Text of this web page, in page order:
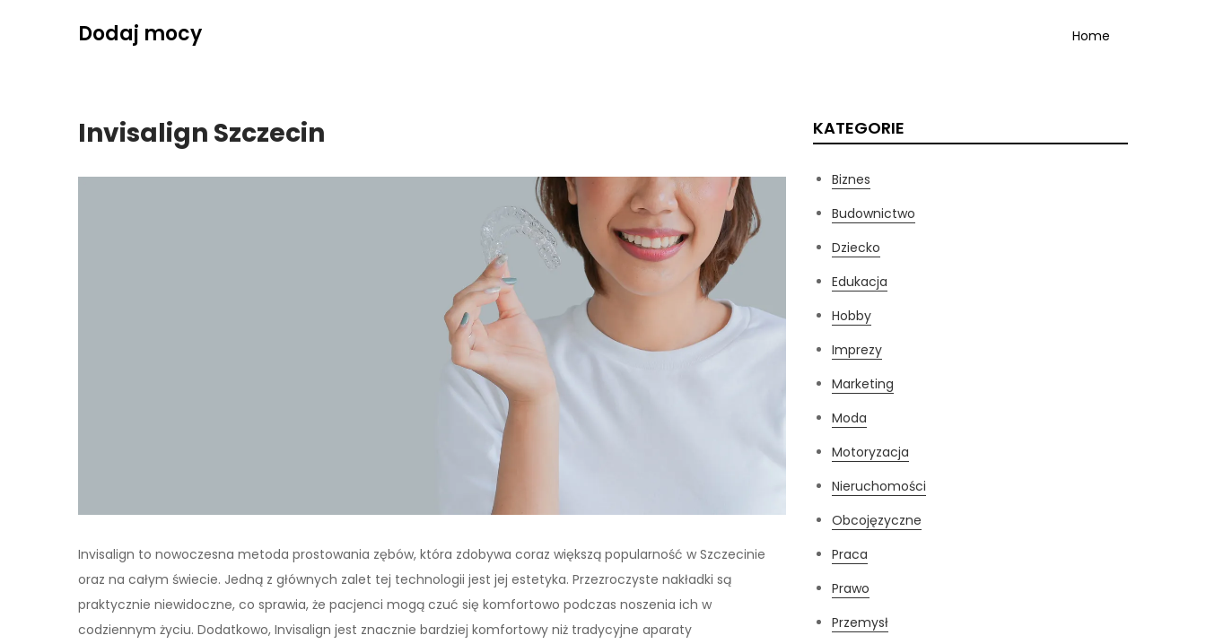
Dodaj mocy Home
Invisalign Szczecin
Invisalign to nowoczesna metoda prostowania zębów, która zdobywa coraz większą popularność w Szczecinie
oraz na całym świecie. Jedną z głównych zalet tej technologii jest jej estetyka. Przezroczyste nakładki są
praktycznie niewidoczne, co sprawia, że pacjenci mogą czuć się komfortowo podczas noszenia ich w
codziennym życiu. Dodatkowo, Invisalign jest znacznie bardziej komfortowy niż tradycyjne aparaty
KATEGORIE
Biznes
Budownictwo
Dziecko
Edukacja
Hobby
Imprezy
Marketing
Moda
Motoryzacja
Nieruchomości
Obcojęzyczne
Praca
Prawo
Przemysł